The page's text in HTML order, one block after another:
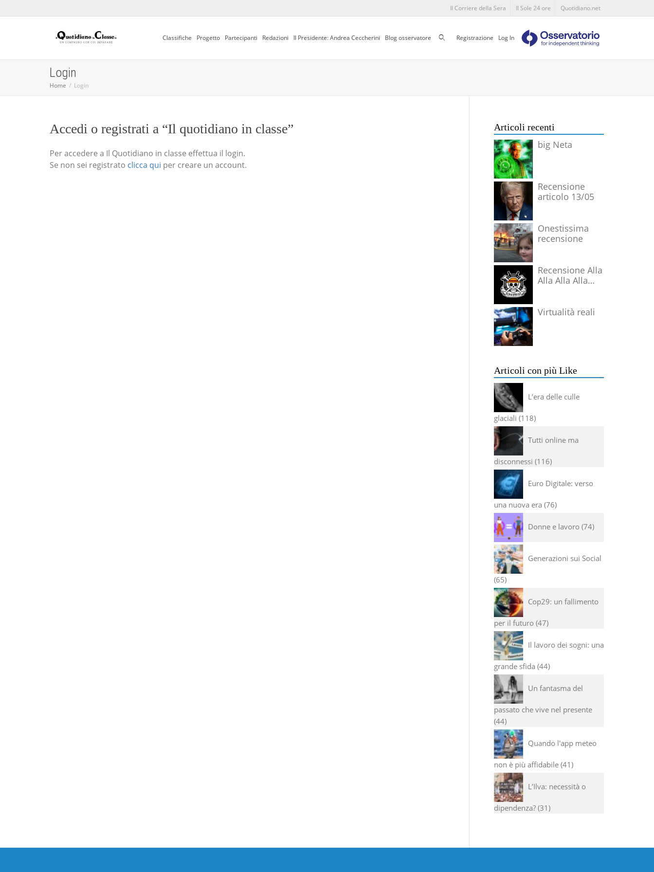
Il Corriere della Sera Il Sole 24 ore Quotidiano.net
Classifiche Progetto Partecipanti Redazioni Il Presidente: Andrea Ceccherini Blog osservatore CercaRegistrazione Log In
Login
Home Login
Accedi o registrati a “Il quotidiano in classe”
Per accedere a Il Quotidiano in classe effettua il login.
Se non sei registrato clicca qui per creare un account.
Articoli recenti
big Neta
Recensione
articolo 13/05
Onestissima
recensione
Recensione Alla
Alla Alla Alla
Virtualità reali
Articoli con più Like
L’era delle culle
glaciali 118
Tutti online ma
disconnessi 116
Euro Digitale: verso
una nuova era 76
Donne e lavoro 74
Generazioni sui Social
65
Cop29: un fallimento
per il futuro 47
Il lavoro dei sogni: una
grande sfida 44
Un fantasma del
passato che vive nel presente
44
Quando l'app meteo
non è più affidabile 41
L’Ilva: necessità o
dipendenza? 31